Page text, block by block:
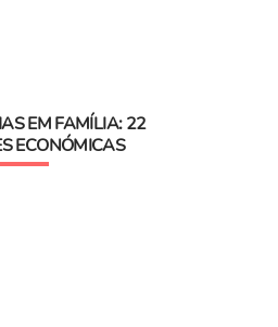
EM FAMÍLIA: 22
ECONÓMICAS